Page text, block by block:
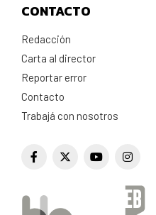
CONTACTO
Redacción
Carta al director
Reportar error
Contacto
Trabajá con nosotros